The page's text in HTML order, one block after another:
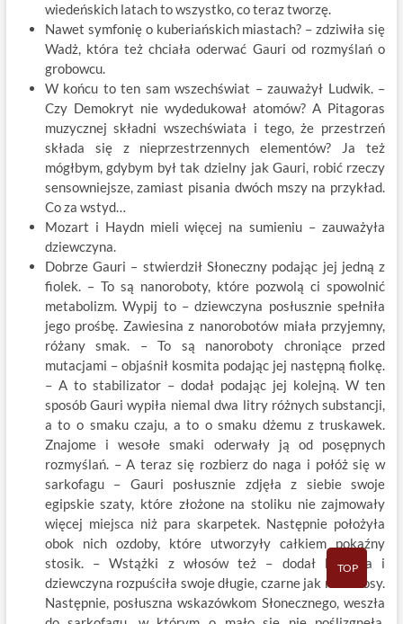
wiedeńskich latach to wszystko, co teraz tworzę.
Nawet symfonię o kuberiańskich miastach? – zdziwiła się
Wadż, która też chciała oderwać Gauri od rozmyślań o
grobowcu.
W końcu to ten sam wszechświat – zauważył Ludwik. –
Czy Demokryt nie wydedukował atomów? A Pitagoras
muzycznej składni wszechświata i tego, że przestrzeń
składa się z nieprzestrzennych elementów? Ja też
mógłbym, gdybym był tak dzielny jak Gauri, robić rzeczy
sensowniejsze, zamiast pisania dwóch mszy na przykład.
Co za wstyd…
Mozart i Haydn mieli więcej na sumieniu – zauważyła
dziewczyna.
Dobrze Gauri – stwierdził Słoneczny podając jej jedną z
fiolek. – To są nanoroboty, które pozwolą ci spowolnić
metabolizm. Wypij to – dziewczyna posłusznie spełniła
jego prośbę. Zawiesina z nanorobotów miała przyjemny,
różany smak. – To są nanoroboty chroniące przed
mutacjami – objaśnił kosmita podając jej następną fiolkę.
– A to stabilizator – dodał podając jej kolejną. W ten
sposób Gauri wypiła niemal dwa litry różnych substancji,
a to o smaku czaju, a to o smaku dżemu z truskawek.
Znajome i wesołe smaki oderwały ją od posępnych
rozmyślań. – A teraz się rozbierz do naga i połóż się w
sarkofagu – Gauri posłusznie zdjęła z siebie swoje
egipskie szaty, które złożone na stoliku nie zajmowały
więcej miejsca niż para skarpetek. Następnie położyła
obok nich ozdoby, które utworzyły całkiem pokaźny
stosik. – Wstążki z włosów też – dodał kosmita i
dziewczyna rozpuściła swoje długie, czarne jak noc włosy.
Następnie, posłuszna wskazówkom Słonecznego, weszła
TOP